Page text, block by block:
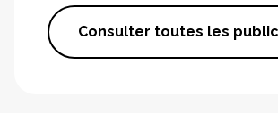
Consulter toutes les